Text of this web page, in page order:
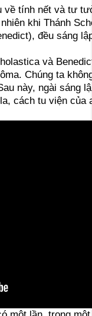
về tính nết và tư
khi Thánh
đều sáng
và
Chúng ta
này, ngài sáng
cách tu viện của